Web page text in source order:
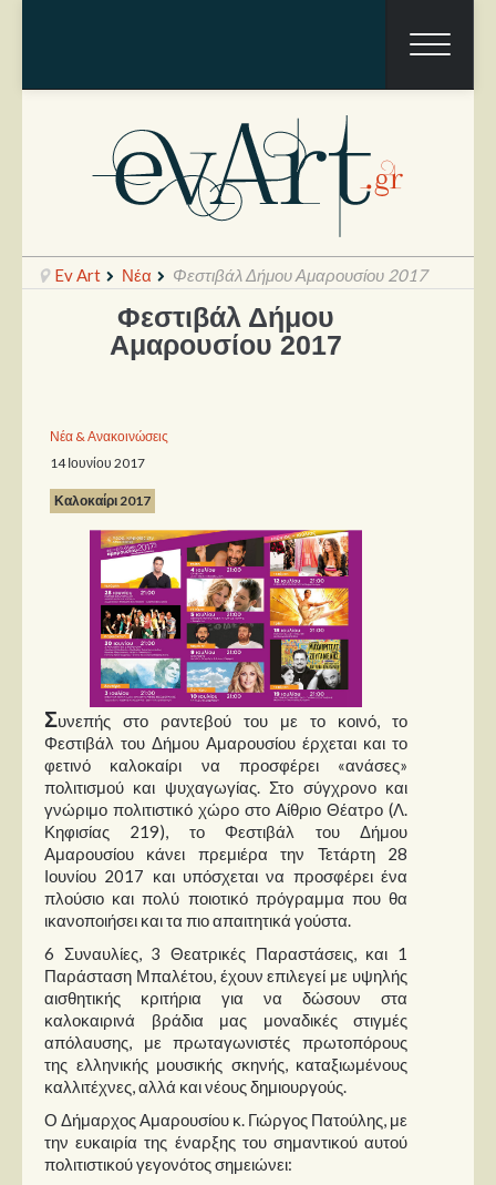
Ραπόρτο
Θέατρο
Συνεντεύξεις
Παρουσιάσεις
Δίσκοι
Σειρές
Ταινίες
Βιβλία
Video News
Καλλιτέχνες
Μουσικοί
Διάφοροι
Εκτός Συνόρων
Νέα
Στήλες
Polls
Small Talk
Blog
Ev Art Νέα Φεστιβάλ Δήμου Αμαρουσίου 2017
Φεστιβάλ Δήμου
Αμαρουσίου 2017
Νέα & Ανακοινώσεις
14 Ιουνίου 2017
Καλοκαίρι 2017
Συνεπής στο ραντεβού του με το κοινό, το
Φεστιβάλ του Δήμου Αμαρουσίου έρχεται και το
φετινό καλοκαίρι να προσφέρει «ανάσες»
πολιτισμού και ψυχαγωγίας. Στο σύγχρονο και
γνώριμο πολιτιστικό χώρο στο Αίθριο Θέατρο (Λ.
Κηφισίας 219), το Φεστιβάλ του Δήμου
Αμαρουσίου κάνει πρεμιέρα την Τετάρτη 28
Ιουνίου 2017 και υπόσχεται να προσφέρει ένα
πλούσιο και πολύ ποιοτικό πρόγραμμα που θα
ικανοποιήσει και τα πιο απαιτητικά γούστα.
6 Συναυλίες, 3 Θεατρικές Παραστάσεις, και 1
Παράσταση Μπαλέτου, έχουν επιλεγεί με υψηλής
αισθητικής κριτήρια για να δώσουν στα
καλοκαιρινά βράδια μας μοναδικές στιγμές
απόλαυσης, με πρωταγωνιστές πρωτοπόρους
της ελληνικής μουσικής σκηνής, καταξιωμένους
καλλιτέχνες, αλλά και νέους δημιουργούς.
Ο Δήμαρχος Αμαρουσίου κ. Γιώργος Πατούλης, με
την ευκαιρία της έναρξης του σημαντικού αυτού
πολιτιστικού γεγονότος σημειώνει: